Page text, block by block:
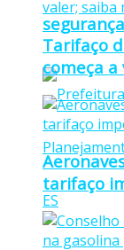
Tarifaço
começa a
tarifaço